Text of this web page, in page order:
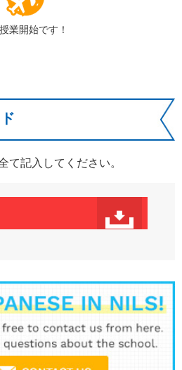
業開始です！
て記入してください。